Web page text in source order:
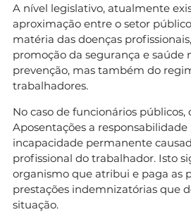
A nível legislativo, atualmente
aproximação entre o setor
matéria das doenças
promoção da segurança e saúde
prevenção, mas também do
trabalhadores.
No caso de funcionários públicos,
Aposentações a
incapacidade permanente
profissional do trabalhador. Isto
organismo que atribui e paga as
prestações indemnizatórias que
situação.